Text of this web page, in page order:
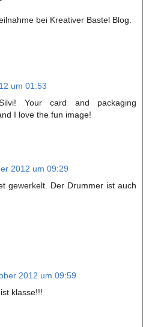
bei Kreativer Bastel Blog.
um 01:53
Your card and packaging
I love the fun image!
2012 um 09:29
gewerkelt. Der Drummer ist auch
2012 um 09:59
klasse!!!